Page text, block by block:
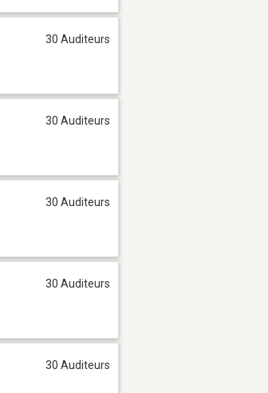
30 Auditeurs
30 Auditeurs
30 Auditeurs
30 Auditeurs
30 Auditeurs